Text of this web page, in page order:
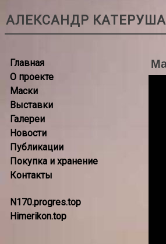
АЛЕКСАНДР КАТЕРУША
Главная
О проекте
Маски
Выставки
Галереи
Новости
Публикации
Покупка и хранение
Контакты
N170.progres.top
Himerikon.top